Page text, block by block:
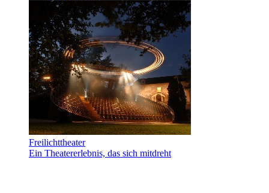
Freilichttheater
Ein Theatererlebnis, das sich mitdreht